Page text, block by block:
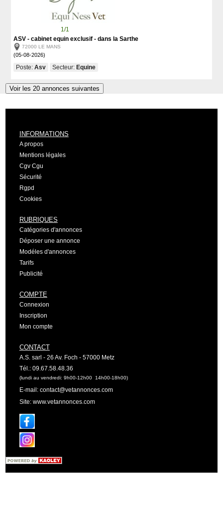
1/1
ASV - cabinet equin exclusif - dans la Sarthe
72000 LE MANS
(05-08-2026)
Poste: Asv Secteur: Equine
Voir les 20 annonces suivantes
INFORMATIONS
A propos
Mentions légales
Cgv Cgu
Sécurité
Rgpd
Cookies
RUBRIQUES
Catégories d'annonces
Déposer une annonce
Modéles d'annonces
Tarifs
Publicité
COMPTE
Connexion
Inscription
Mon compte
CONTACT
A.S. sarl - 26 Av. Foch - 57000 Metz
Tél.: 09.67.58.48.36
(lundi au vendredi: 9h00-12h00 14h00-18h00)
E-mail: contact@vetannonces.com
Site: www.vetannonces.com